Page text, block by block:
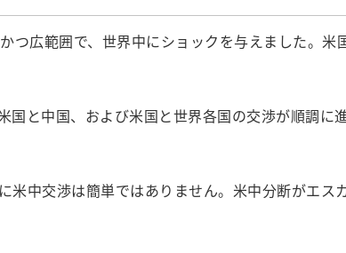
広範囲で、世界中にショックを与えました。米
と中国、および米国と世界各国の交渉が順調に
中交渉は簡単ではありません。米中分断がエス